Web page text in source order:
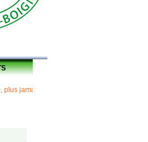
jamais, un Maître ne laisse ses disciples